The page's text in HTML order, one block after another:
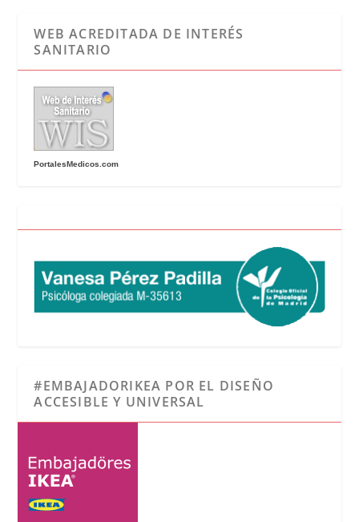
WEB ACREDITADA DE INTERÉS
SANITARIO
PortalesMedicos.com
#EMBAJADORIKEA POR EL DISEÑO
ACCESIBLE Y UNIVERSAL